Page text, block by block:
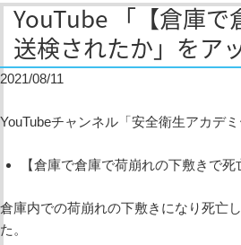
YouTube 「【倉庫
送検されたか」をア
2021/08/11
YouTubeチャンネル「安全衛生アカデ
【倉庫で倉庫で荷崩れの下敷きで
倉庫内での荷崩れの下敷きになり死亡
た。